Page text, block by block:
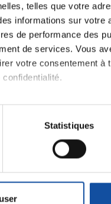
telles que votre
informations sur votre
de performance des
de services. Vous
votre consentement à
qui peuvent être
et définir vos
à tout moment à partir
Statistiques
Je